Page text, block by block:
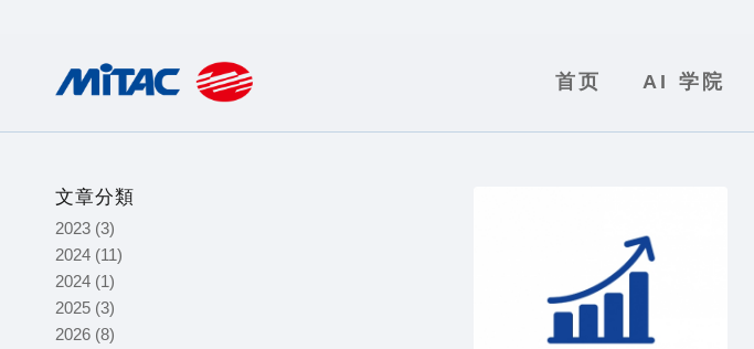
首页 AI 学院
文章分類
2023 (3)
2024 (11)
2024 (1)
2025 (3)
2026 (8)